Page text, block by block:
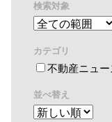
検索対象
カテゴリ
不動産ニュー
並べ替え